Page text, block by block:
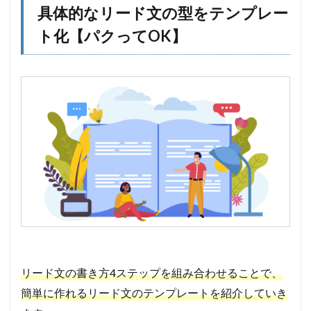
具体的なリード文の型をテンプレー
ト化【パクってOK】
リード文の書き方4ステップを組み合わせることで、
簡単に作れるリード文のテンプレートを紹介していき